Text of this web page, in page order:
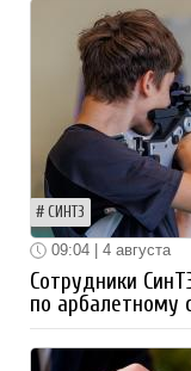
СИНТЗ
09:04 | 4 августа
Сотрудники
по арбалетному